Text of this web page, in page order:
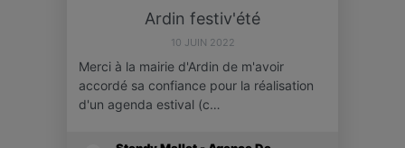
Ardin festiv'été
10 JUIN 2022
Merci à la mairie d'Ardin de m'avoir
accordé sa confiance pour la réalisation
d'un agenda estival (c…